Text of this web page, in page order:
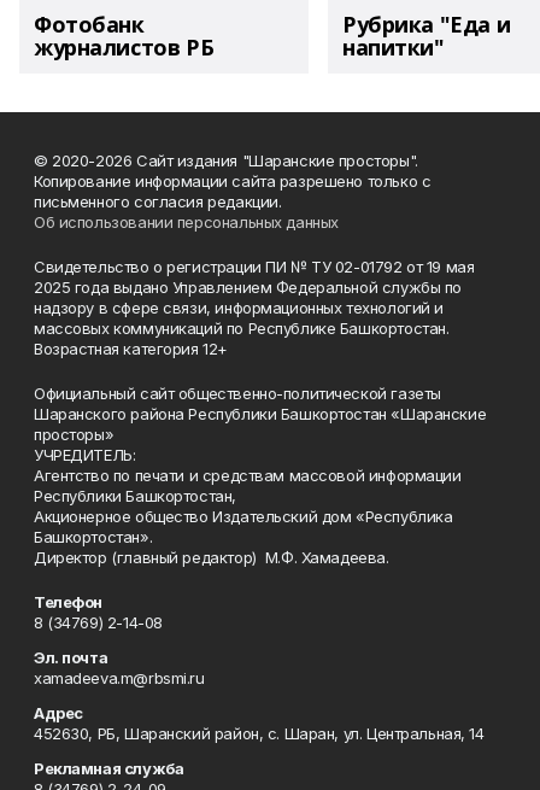
Фотобанк
журналистов РБ
Рубрика "Еда и
напитки"
© 2020-2026 Сайт издания "Шаранские просторы".
Копирование информации сайта разрешено только с
письменного согласия редакции.
Об использовании персональных данных
Свидетельство о регистрации ПИ № ТУ 02-01792 от 19 мая
2025 года выдано Управлением Федеральной службы по
надзору в сфере связи, информационных технологий и
массовых коммуникаций по Республике Башкортостан.
Возрастная категория 12+
Официальный сайт общественно-политической газеты
Шаранского района Республики Башкортостан «Шаранские
просторы»
УЧРЕДИТЕЛЬ:
Агентство по печати и средствам массовой информации
Республики Башкортостан,
Акционерное общество Издательский дом «Республика
Башкортостан».
Директор (главный редактор) М.Ф. Хамадеева.
Телефон
8 (34769) 2-14-08
Эл. почта
xamadeeva.m@rbsmi.ru
Адрес
452630, РБ, Шаранский район, с. Шаран, ул. Центральная, 14
Рекламная служба